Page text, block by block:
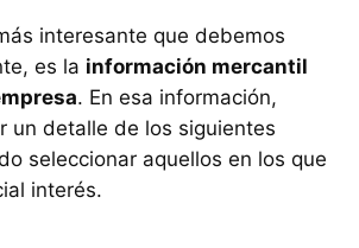
interesante que debemos
es la información mercantil
. En esa información,
un detalle de los siguientes
seleccionar aquellos en los que
interés.